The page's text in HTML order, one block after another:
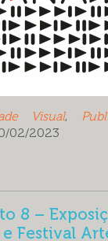
Visual,
02/2023
8 –
Festival